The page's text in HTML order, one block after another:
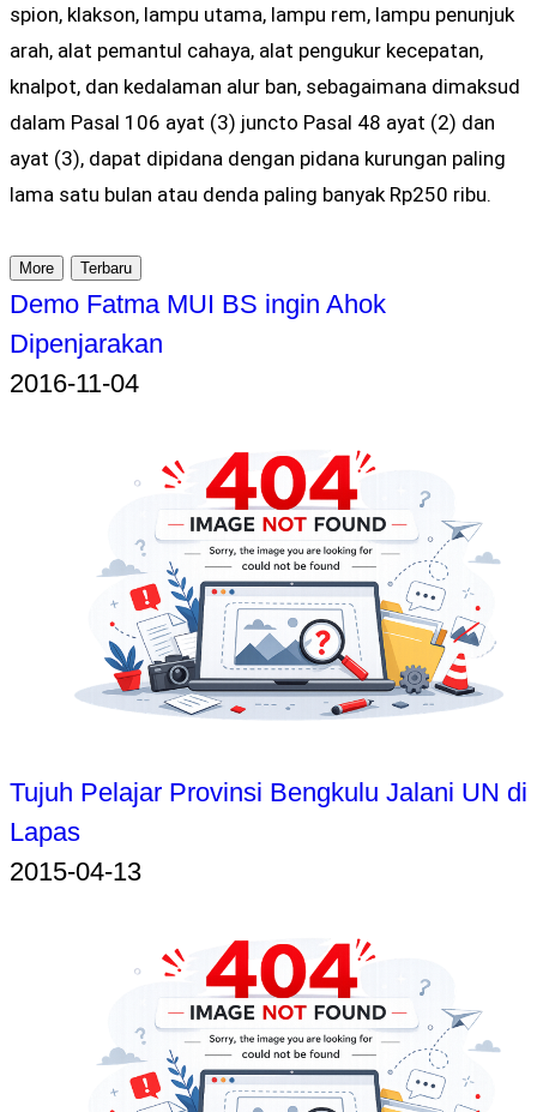
spion, klakson, lampu utama, lampu rem, lampu penunjuk
arah, alat pemantul cahaya, alat pengukur kecepatan,
knalpot, dan kedalaman alur ban, sebagaimana dimaksud
dalam Pasal 106 ayat (3) juncto Pasal 48 ayat (2) dan
ayat (3), dapat dipidana dengan pidana kurungan paling
lama satu bulan atau denda paling banyak Rp250 ribu.
More Terbaru
Demo Fatma MUI BS ingin Ahok
Dipenjarakan
2016-11-04
Tujuh Pelajar Provinsi Bengkulu Jalani UN di
Lapas
2015-04-13